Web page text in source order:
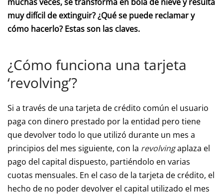
muy difícil de extinguir? ¿Qué se puede reclamar y
cómo hacerlo? Estas son las claves.
¿Cómo funciona una tarjeta
‘revolving’?
Si a través de una tarjeta de crédito común el usuario
paga con dinero prestado por la entidad pero tiene
que devolver todo lo que utilizó durante un mes a
principios del mes siguiente, con la revolvingaplaza el
pago del capital dispuesto, partiéndolo en varias
cuotas mensuales. En el caso de la tarjeta de crédito, el
hecho de no poder devolver el capital utilizado el mes